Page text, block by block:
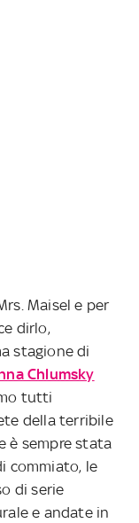
Maisel e per
dirlo,
stagione di
Chlumsky
tutti
della terribile
è sempre stata
commiato, le
di serie
e andate in